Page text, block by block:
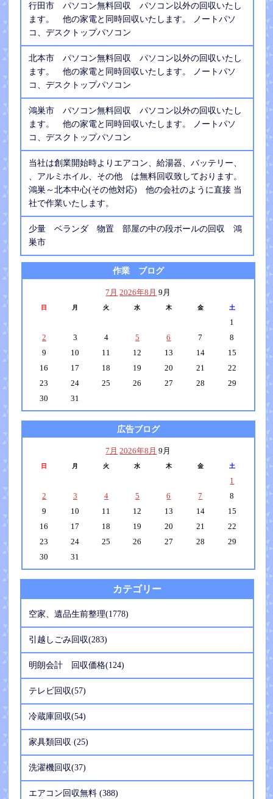
行田市 パソコン無料回収 パソコン以外の回収いたし
ます。 他の家電と同時回収いたします。 ノートパソ
コ、デスクトップパソコン
北本市 パソコン無料回収 パソコン以外の回収いたし
ます。 他の家電と同時回収いたします。 ノートパソ
コ、デスクトップパソコン
鴻巣市 パソコン無料回収 パソコン以外の回収いたし
ます。 他の家電と同時回収いたします。 ノートパソ
コ、デスクトップパソコン
当社は創業開始時よりエアコン、給湯器、バッテリー、
、アルミホイル、その他 は無料回収致しております。
鴻巣～北本中心(その他対応) 他の会社のように直接 当
社で作業いたします。
少量 ベランダ 物置 部屋の中の段ボールの回収 鴻
巣市
作業 ブログ
7月 2026年8月 9月
日 月 火 水 木 金 土
1
2
3 4 5 6 7
8
9
10 11 12 13 14
15
16
17 18 19 20 21
22
23
24 25 26 27 28
29
30
31
広告ブログ
7月 2026年8月 9月
日 月 火 水 木 金 土
1
2
3 4 5 6 7
8
9
10 11 12 13 14
15
16
17 18 19 20 21
22
23
24 25 26 27 28
29
30
31
カテゴリー
空家、遺品生前整理(1778)
引越しごみ回収(283)
明朗会計 回収価格(124)
テレビ回収(57)
冷蔵庫回収(54)
家具類回収 (25)
洗濯機回収(37)
エアコン回収無料 (388)